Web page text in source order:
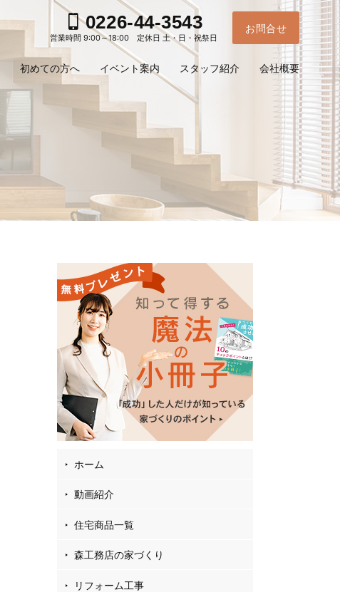
ホーム
動画紹介
住宅商品一覧
森工務店の家づくり
リフォーム工事
初めての方へ イベント案内 スタッフ紹介 会社概要
0226-44-3543
営業時間 9:00～18:00 定休日 土・日・祝祭日
お問合せ